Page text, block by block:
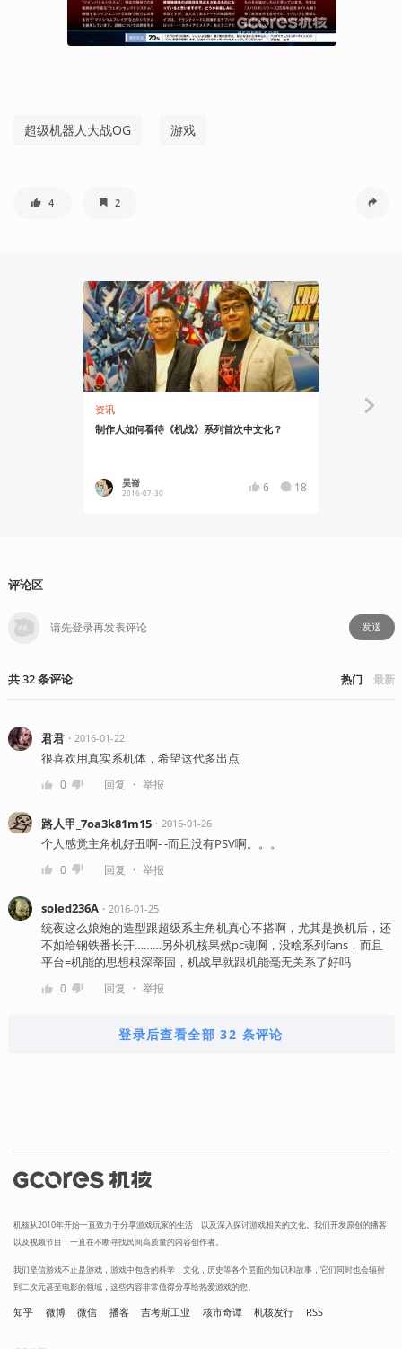
超级机器人大战OG 游戏
4 2
资讯
制作人如何看待《机战》系列首次中文化？
昊崙
2016-07-30 6 18
聊聊产业
评论区
发送
共32条评论 热门 最新
君君・ 2016-01-22
很喜欢用真实系机体，希望这代多出点
0 回复 ・ 举报
路人甲_7oa3k81m15・ 2016-01-26
个人感觉主角机好丑啊- -而且没有PSV啊。。。
0 回复 ・ 举报
soled236A・ 2016-01-25
统夜这么娘炮的造型跟超级系主角机真心不搭啊，尤其是换机后，还
不如给钢铁番长开………另外机核果然pc魂啊，没啥系列fans，而且
平台=机能的思想根深蒂固，机战早就跟机能毫无关系了好吗
0 回复 ・ 举报
登录后查看全部 32 条评论
机核从2010年开始一直致力于分享游戏玩家的生活，以及深入探讨游戏相关的文化。我们开发原创的播客
以及视频节目，一直在不断寻找民间高质量的内容创作者。
我们坚信游戏不止是游戏，游戏中包含的科学，文化，历史等各个层面的知识和故事，它们同时也会辐射
到二次元甚至电影的领域，这些内容非常值得分享给热爱游戏的您。
知乎 微博 微信 播客 吉考斯工业 核市奇谭 机核发行 RSS